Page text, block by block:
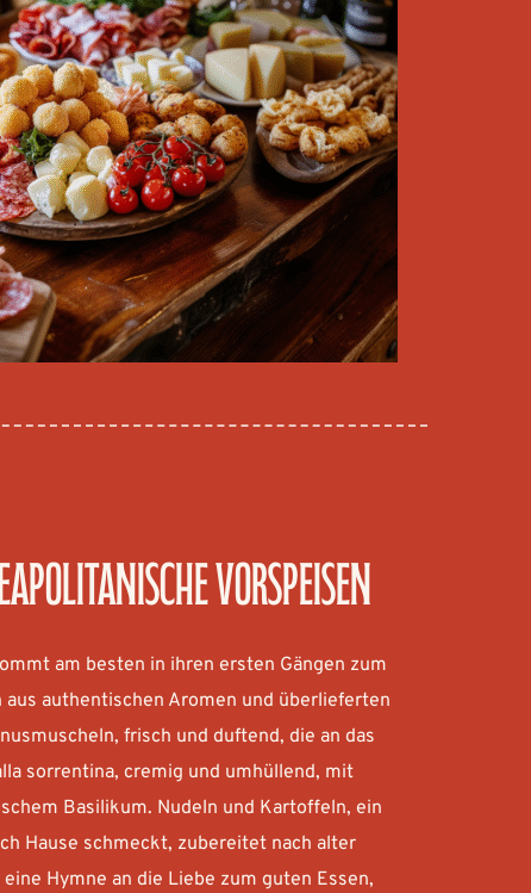
Vorspeisen
am besten in ihren ersten Gängen zum
authentischen Aromen und überlieferten
frisch und duftend, die an das
sorrentina, cremig und umhüllend, mit
Basilikum. Nudeln und Kartoffeln, ein
Hause schmeckt, zubereitet nach alter
Hymne an die Liebe zum guten Essen,